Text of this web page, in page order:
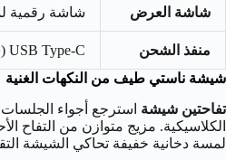
شاشة العرض شاشة رقمية
منفذ الشحن
USB Type-C (شحن سريع)
شيشة ناستي طيف من النكهات الغنية
تفاحتين شيشة استرجع أجواء الجلسات
الكلاسيكية. مزيج متوازن من التفاح
لمسة دخانية خفيفة تحاكي الشيشة